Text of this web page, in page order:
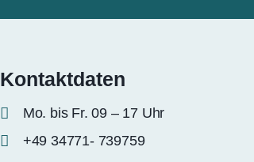
Kontaktdaten
Mo. bis Fr. 09 – 17 Uhr
+49 34771- 739759